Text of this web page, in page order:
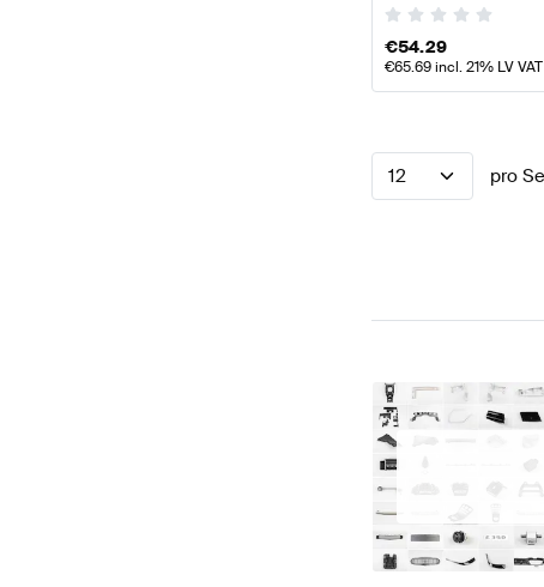
€54.29
€65.69incl. 21% LV VAT
12 pro